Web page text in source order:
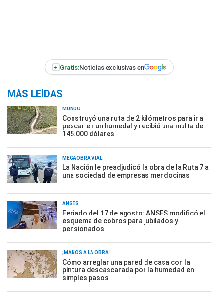
+ Gratis:Noticias exclusivas en
MÁS LEÍDAS
MUNDO
Construyó una ruta de 2 kilómetros para ir a
pescar en un humedal y recibió una multa de
145.000 dólares
MEGAOBRA VIAL
La Nación le preadjudicó la obra de la Ruta 7 a
una sociedad de empresas mendocinas
ANSES
Feriado del 17 de agosto: ANSES modificó el
esquema de cobros para jubilados y
pensionados
¡MANOS A LA OBRA!
Cómo arreglar una pared de casa con la
pintura descascarada por la humedad en
simples pasos